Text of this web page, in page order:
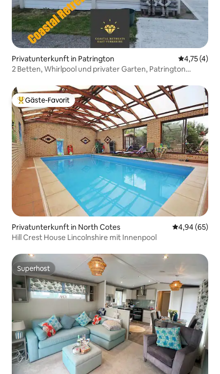
Privatunterkunft in Patrington
4,75 (4)
2 Betten, Whirlpool und privater Garten, Patrington
Beliebter Gäste-Favorit.
Gäste-Favorit
Privatunterkunft in North Cotes
4,94 (65)
Hill Crest House Lincolnshire mit Innenpool
Superhost
Superhost